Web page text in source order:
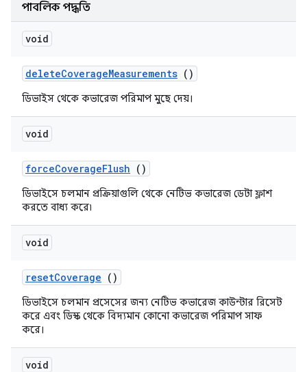
পাবলিক পদ্ধতি
void
deleteCoverageMeasurements ()
ডিভাইস থেকে কভারেজ পরিমাপ মুছে দেয়।
void
forceCoverageFlush ()
ডিভাইসে চলমান প্রক্রিয়াগুলি থেকে নেটিভ কভারেজ ডেটা ফ্লাশ
করতে বাধ্য করে৷
void
resetCoverage ()
ডিভাইসে চলমান প্রসেসের জন্য নেটিভ কভারেজ কাউন্টার রিসেট
করে এবং ডিস্ক থেকে বিদ্যমান কোনো কভারেজ পরিমাপ সাফ
করে।
void